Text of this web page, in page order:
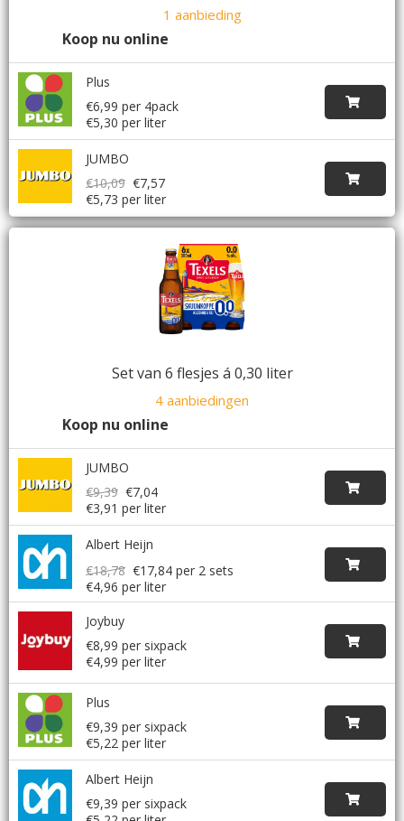
1 aanbieding
Koop nu online
Plus
€6,99 per 4pack
€5,30 per liter
JUMBO
€10,09 €7,57
€5,73 per liter
Set van 6 flesjes á 0,30 liter
4 aanbiedingen
Koop nu online
JUMBO
€9,39 €7,04
€3,91 per liter
Albert Heijn
€18,78 €17,84 per 2 sets
€4,96 per liter
Joybuy
€8,99 per sixpack
€4,99 per liter
Plus
€9,39 per sixpack
€5,22 per liter
Albert Heijn
€9,39 per sixpack